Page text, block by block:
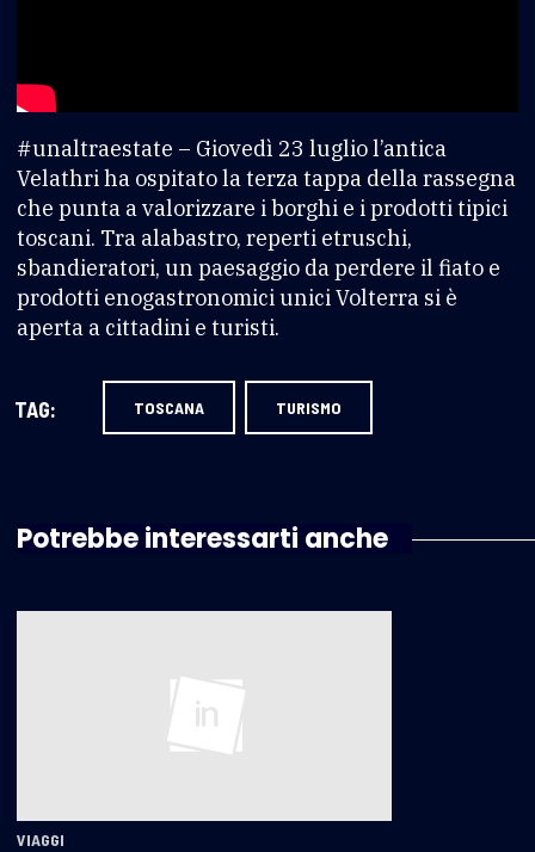
#unaltraestate – Giovedì 23 luglio l’antica
Velathri ha ospitato la terza tappa della rassegna
che punta a valorizzare i borghi e i prodotti tipici
toscani. Tra alabastro, reperti etruschi,
sbandieratori, un paesaggio da perdere il fiato e
prodotti enogastronomici unici Volterra si è
aperta a cittadini e turisti.
TAG: TOSCANA TURISMO
Potrebbe interessarti anche
VIAGGI